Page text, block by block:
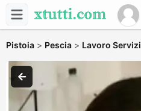
Pistoia > Pescia > Lavoro Servizi